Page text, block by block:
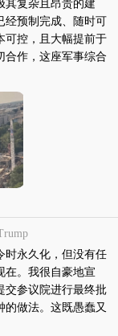
其复杂且昂贵的建
经预制完成、随时可
可控，且大幅提前于
合作，这座军事综合
的民众，以及重要
御、进攻和安全保
宴会厅，这是历任
高架无人机港下
税人一分钱！感谢
时永久化，但没有任
在。我很自豪地宣
交参议院进行最终批
的做法。这既愚蠢又
有瞭望塔的城市和